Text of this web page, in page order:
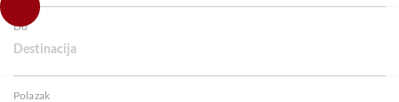
Do
Destinacija
Polazak